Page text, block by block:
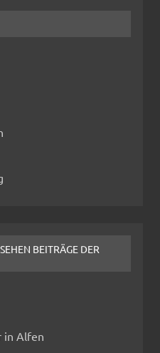
BEITRÄGE DER
in Alfen